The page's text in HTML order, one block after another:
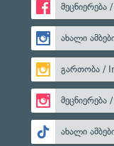
მეცნიერება
ახალი
გართობა /
ახალი